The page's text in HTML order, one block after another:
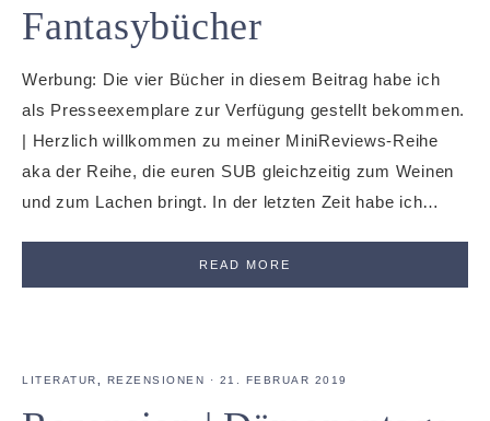
Fantasybücher
Werbung: Die vier Bücher in diesem Beitrag habe ich
als Presseexemplare zur Verfügung gestellt bekommen.
| Herzlich willkommen zu meiner MiniReviews-Reihe
aka der Reihe, die euren SUB gleichzeitig zum Weinen
und zum Lachen bringt. In der letzten Zeit habe ich…
READ MORE
LITERATUR, REZENSIONEN · 21. FEBRUAR 2019